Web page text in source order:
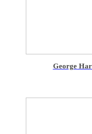
George